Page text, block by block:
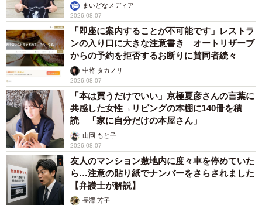
まいどなメディア
2026.08.07
「即座に案内することが不可能です」レストラ
ンの入り口に大きな注意書き オートリザーブ
からの予約を拒否するお断りに賛同者続々
中将 タカノリ
2026.08.07
「本は買うだけでいい」京極夏彦さんの言葉に
共感した女性→リビングの本棚に140冊を積
読 「家に自分だけの本屋さん」
山岡 もと子
2026.08.07
友人のマンション敷地内に度々車を停めていた
ら…注意の貼り紙でナンバーをさらされました
【弁護士が解説】
長澤 芳子